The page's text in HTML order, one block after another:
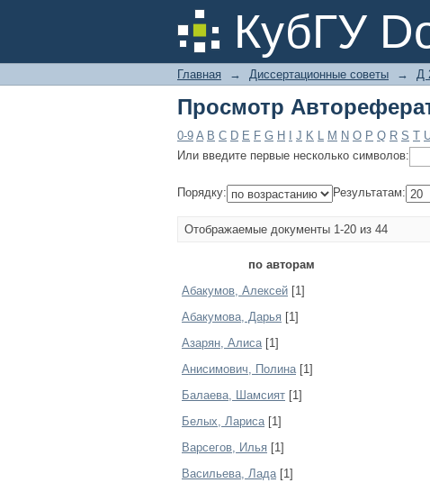
КубГУ
Просмотр
Главная → Диссертационные советы → Д
Просмотр
0-9 A B C D E F G H J K L M N O P Q R S T
Или введите первые несколько символов:
Порядку: Результатам:
Отображаемые документы 1-20 из 44
по авторам
Абакумов, Алексей [1]
Абакумова, Дарья [1]
Азарян, Алиса[1]
Анисимович, Полина[1]
Балаева, Шамсият [1]
Белых, Лариса[1]
Варсегов, Илья [1]
Васильева, Лада[1]